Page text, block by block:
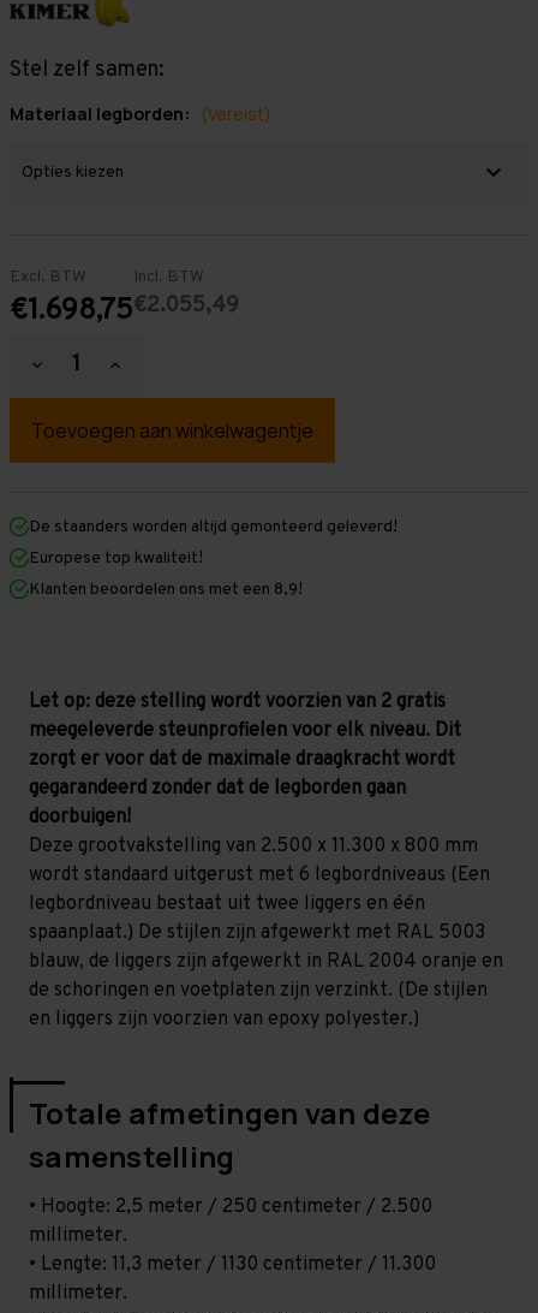
Stel zelf samen:
Materiaal legborden: (Vereist)
Excl. BTW
€1.698,75
Incl. BTW
€2.055,49
Hoeveelheid
verlagen
Grootvakstelling
mm
mm
x
800
mm
1.200
mm)
Hoeveelheid
verhogen
Grootvakstelling
mm
mm
800
mm
1.200
mm)
De staanders worden altijd gemonteerd geleverd!
Europese top kwaliteit!
Klanten beoordelen ons met een 8,9!
Let op: deze stelling wordt voorzien van 2 gratis
meegeleverde steunprofielen voor elk niveau. Dit
zorgt er voor dat de maximale draagkracht wordt
gegarandeerd zonder dat de legborden gaan
doorbuigen!
Deze grootvakstelling van 2.500 x 11.300 x 800 mm
wordt standaard uitgerust met 6 legbordniveaus (Een
legbordniveau bestaat uit twee liggers en één
spaanplaat.) De stijlen zijn afgewerkt met RAL 5003
blauw, de liggers zijn afgewerkt in RAL 2004 oranje en
de schoringen en voetplaten zijn verzinkt. (De stijlen
en liggers zijn voorzien van epoxy polyester.)
Totale afmetingen van deze
samenstelling
• Hoogte: 2,5 meter / 250 centimeter / 2.500
millimeter.
• Lengte: 11,3 meter / 1130 centimeter / 11.300
millimeter.